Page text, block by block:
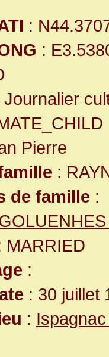
:
:
Journalier
Pierre
:
de famille :
MARRIED
:
: 30 juillet
: